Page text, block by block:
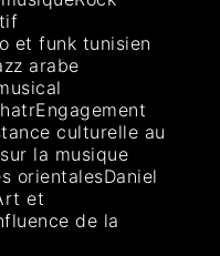
et funk tunisien
arabe
culturelle au
la musique
orientalesDaniel
et
de la